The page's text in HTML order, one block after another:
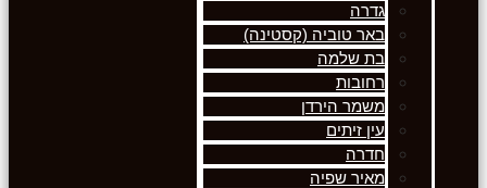
גדרה
באר טוביה (קסטינה)
בת שלמה
רחובות
משמר הירדן
עין זיתים
חדרה
מאיר שפיה